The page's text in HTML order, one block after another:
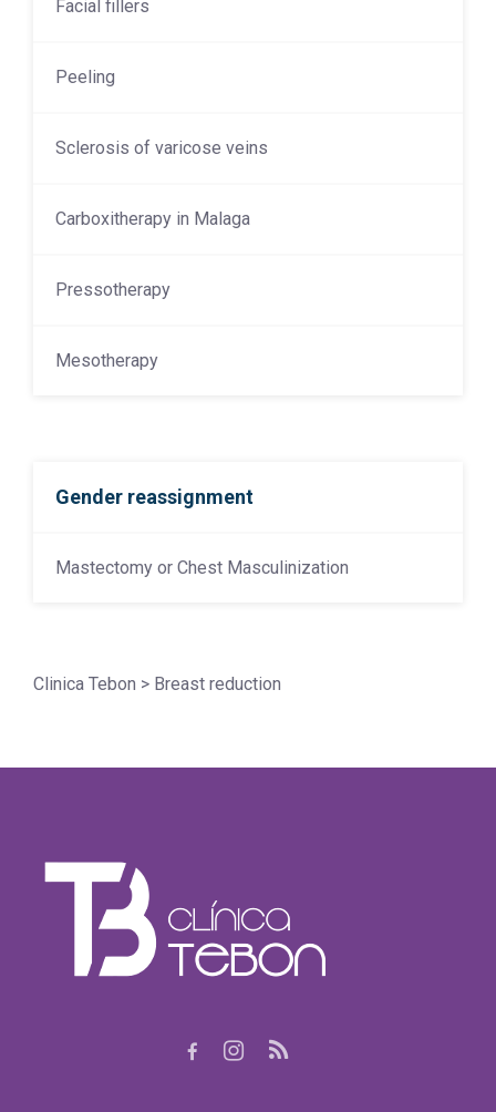
Facial fillers
Peeling
Sclerosis of varicose veins
Carboxitherapy in Malaga
Pressotherapy
Mesotherapy
Gender reassignment
Mastectomy or Chest Masculinization
Clinica Tebon > Breast reduction